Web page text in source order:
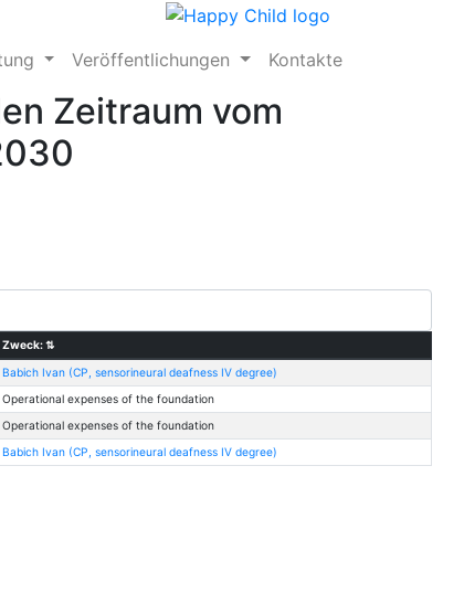
Veröffentlichungen Kontakte
Zeitraum vom
Zweck:⇅
Babich Ivan (CP, sensorineural deafness IV degree)
Operational expenses of the foundation
Operational expenses of the foundation
Babich Ivan (CP, sensorineural deafness IV degree)